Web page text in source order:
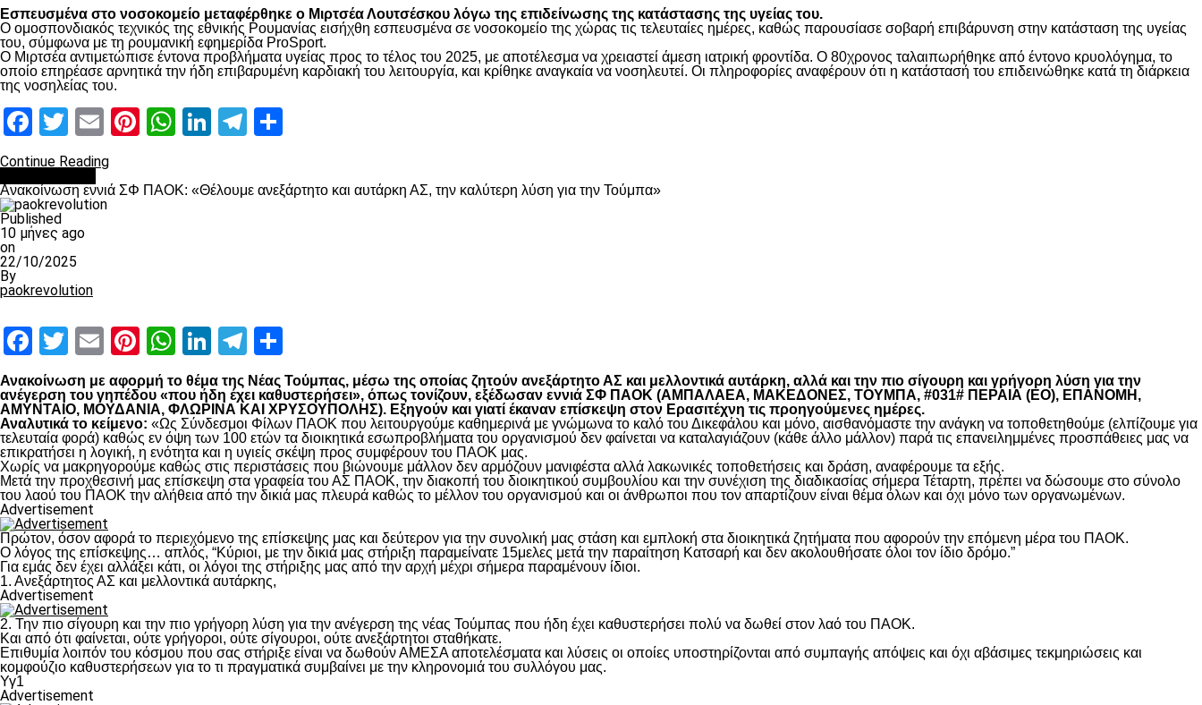
Εσπευσμένα στο νοσοκομείο μεταφέρθηκε ο Μιρτσέα Λουτσέσκου λόγω της επιδείνωσης της κατάστασης της υγείας του.
Ο ομοσπονδιακός τεχνικός της εθνικής Ρουμανίας εισήχθη εσπευσμένα σε νοσοκομείο της χώρας τις τελευταίες ημέρες, καθώς παρουσίασε σοβαρή επιβάρυνση στην κατάσταση της υγείας
του, σύμφωνα με τη ρουμανική εφημερίδα ProSport.
Ο Μιρτσέα αντιμετώπισε έντονα προβλήματα υγείας προς το τέλος του 2025, με αποτέλεσμα να χρειαστεί άμεση ιατρική φροντίδα. Ο 80χρονος ταλαιπωρήθηκε από έντονο κρυολόγημα, το
οποίο επηρέασε αρνητικά την ήδη επιβαρυμένη καρδιακή του λειτουργία, και κρίθηκε αναγκαία να νοσηλευτεί. Οι πληροφορίες αναφέρουν ότι η κατάστασή του επιδεινώθηκε κατά τη διάρκεια
της νοσηλείας του.
Facebook
Twitter
EmailPinterest
WhatsApp
LinkedIn
Telegram
Continue Reading
Ανακοίνωση εννιά ΣΦ ΠΑΟΚ: «Θέλουμε ανεξάρτητο και αυτάρκη ΑΣ, την καλύτερη λύση για την Τούμπα»
Published
10 μήνες ago
on
22/10/2025
By
paokrevolution
Facebook
Twitter
EmailPinterest
WhatsApp
LinkedIn
Telegram
Ανακοίνωση με αφορμή το θέμα της Νέας Τούμπας, μέσω της οποίας ζητούν ανεξάρτητο ΑΣ και μελλοντικά αυτάρκη, αλλά και την πιο σίγουρη και γρήγορη λύση για την
ανέγερση του γηπέδου «που ήδη έχει καθυστερήσει», όπως τονίζουν, εξέδωσαν εννιά ΣΦ ΠΑΟΚ (ΑΜΠΑΛΑΕΑ, ΜΑΚΕΔΟΝΕΣ, ΤΟΥΜΠΑ, #031# ΠΕΡΑΙΑ (ΕΟ), ΕΠΑΝΟΜΗ,
ΑΜΥΝΤΑΙΟ, ΜΟΥΔΑΝΙΑ, ΦΛΩΡΙΝΑ ΚΑΙ ΧΡΥΣΟΥΠΟΛΗΣ). Εξηγούν και γιατί έκαναν επίσκεψη στον Ερασιτέχνη τις προηγούμενες ημέρες.
Αναλυτικά το κείμενο: «Ως Σύνδεσμοι Φίλων ΠΑΟΚ που λειτουργούμε καθημερινά με γνώμωνα το καλό του Δικεφάλου και μόνο, αισθανόμαστε την ανάγκη να τοποθετηθούμε (ελπίζουμε για
τελευταία φορά) καθώς εν όψη των 100 ετών τα διοικητικά εσωπροβλήματα του οργανισμού δεν φαίνεται να καταλαγιάζουν (κάθε άλλο μάλλον) παρά τις επανειλημμένες προσπάθειες μας να
επικρατήσει η λογική, η ενότητα και η υγιείς σκέψη προς συμφέρουν του ΠΑΟΚ μας.
Χωρίς να μακρηγορούμε καθώς στις περιστάσεις που βιώνουμε μάλλον δεν αρμόζουν μανιφέστα αλλά λακωνικές τοποθετήσεις και δράση, αναφέρουμε τα εξής.
Μετά την προχθεσινή μας επίσκεψη στα γραφεία του ΑΣ ΠΑΟΚ, την διακοπή του διοικητικού συμβουλίου και την συνέχιση της διαδικασίας σήμερα Τέταρτη, πρέπει να δώσουμε στο σύνολο
του λαού του ΠΑΟΚ την αλήθεια από την δικιά μας πλευρά καθώς το μέλλον του οργανισμού και οι άνθρωποι που τον απαρτίζουν είναι θέμα όλων και όχι μόνο των οργανωμένων.
Advertisement
Πρώτον, όσον αφορά το περιεχόμενο της επίσκεψης μας και δεύτερον για την συνολική μας στάση και εμπλοκή στα διοικητικά ζητήματα που αφορούν την επόμενη μέρα του ΠΑΟΚ.
Ο λόγος της επίσκεψης… απλός, “Κύριοι, με την δικιά μας στήριξη παραμείνατε 15μελες μετά την παραίτηση Κατσαρή και δεν ακολουθήσατε όλοι τον ίδιο δρόμο.”
Για εμάς δεν έχει αλλάξει κάτι, οι λόγοι της στήριξης μας από την αρχή μέχρι σήμερα παραμένουν ίδιοι.
1. Ανεξάρτητος ΑΣ και μελλοντικά αυτάρκης,
Advertisement
2. Την πιο σίγουρη και την πιο γρήγορη λύση για την ανέγερση της νέας Τούμπας που ήδη έχει καθυστερήσει πολύ να δωθεί στον λαό του ΠΑΟΚ.
Και από ότι φαίνεται, ούτε γρήγοροι, ούτε σίγουροι, ούτε ανεξάρτητοι σταθήκατε.
Επιθυμία λοιπόν του κόσμου που σας στήριξε είναι να δωθούν ΑΜΕΣΑ αποτελέσματα και λύσεις οι οποίες υποστηρίζονται από συμπαγής απόψεις και όχι αβάσιμες τεκμηριώσεις και
κομφούζιο καθυστερήσεων για το τι πραγματικά συμβαίνει με την κληρονομιά του συλλόγου μας.
Υγ1
Advertisement